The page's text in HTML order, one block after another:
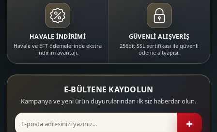
HAVALE İNDİRİMİ
Havale ve EFT ödemelerinde ekstra
indirim avantajı.
GÜVENLİ ALIŞVERİŞ
256bit SSL sertifikası ile güvenli
ödeme altyapısı.
E-BÜLTENE KAYDOLUN
Kampanya ve yeni ürün duyurularından ilk siz haberdar olun.
+